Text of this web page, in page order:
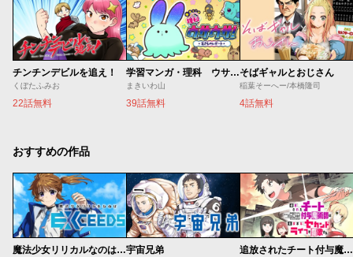
チンチンデビルを追え！
くぼたふみお
22話無料
学習マンガ・理科 ウサウサ！
まきいわ山
39話無料
そばギャルとおじさん
稲葉そーへー/本橋隆司
4話無料
おすすめの作品
魔法少女リリカルなのは EXCEEDS宇宙兄弟 追放されたチート付与魔術師は気ままなセカンドライフを謳歌する。 ～俺は武器だけじゃなく、あらゆるものに『強化ポイント』を付与できるし、俺の意思でいつでも効果を解除できるけど、残った人たち大丈夫？～